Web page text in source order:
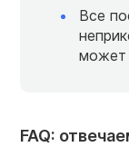
Все
может
FAQ: